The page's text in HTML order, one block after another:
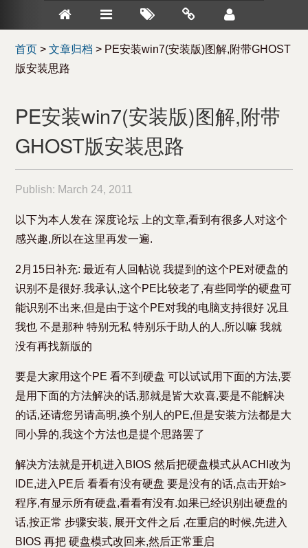
首页 >文章归档 > PE安装win7(安装版)图解,附带GHOST
版安装思路
PE安装win7(安装版)图解,附带
GHOST版安装思路
Publish: March 24, 2011
以下为本人发在 深度论坛 上的文章,看到有很多人对这个
感兴趣,所以在这里再发一遍.
2月15日补充: 最近有人回帖说 我提到的这个PE对硬盘的
识别不是很好.我承认,这个PE比较老了,有些同学的硬盘可
能识别不出来,但是由于这个PE对我的电脑支持很好 况且
我也 不是那种 特别无私 特别乐于助人的人,所以嘛 我就
没有再找新版的
要是大家用这个PE 看不到硬盘 可以试试用下面的方法,要
是用下面的方法解决的话,那就是皆大欢喜,要是不能解决
的话,还请您另请高明,换个别人的PE,但是安装方法都是大
同小异的,我这个方法也是提个思路罢了
解决方法就是开机进入BIOS 然后把硬盘模式从ACHI改为
IDE,进入PE后 看看有没有硬盘 要是没有的话,点击开始>
程序,有显示所有硬盘,看看有没有.如果已经识别出硬盘的
话,按正常 步骤安装, 展开文件之后 ,在重启的时候,先进入
BIOS 再把 硬盘模式改回来,然后正常重启